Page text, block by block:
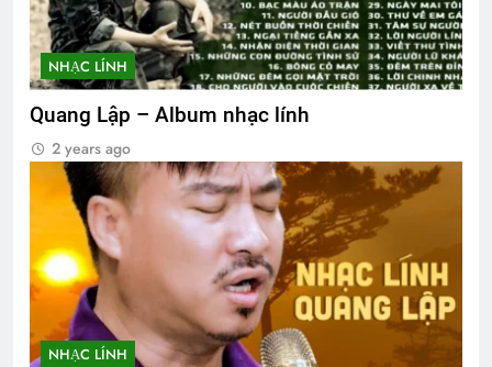
NHẠC LÍNH
Quang Lập – Album nhạc lính
2 years ago
NHẠC LÍNH